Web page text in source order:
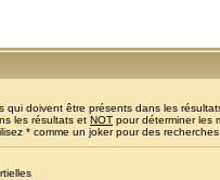
qui doivent être présents dans les
les résultats et NOT pour déterminer les
* comme un joker pour des